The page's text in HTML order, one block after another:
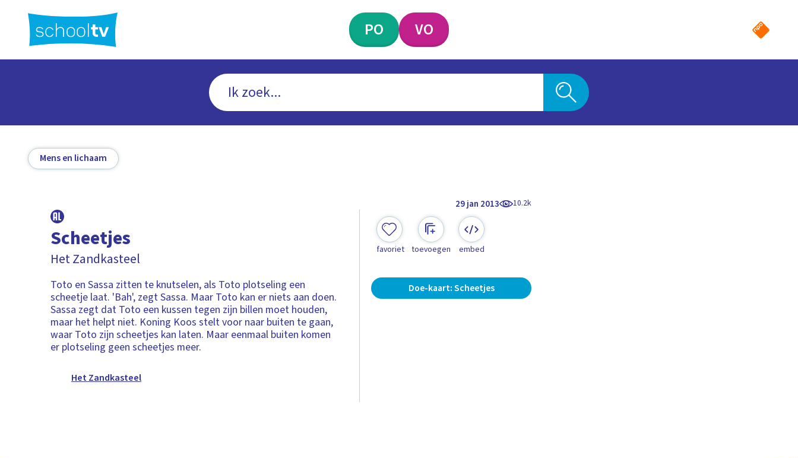
hoofdinhoud
PO VO
Mens en lichaam
29 jan 2013 10.2k
Scheetjes
Het Zandkasteel
Toto en Sassa zitten te knutselen, als Toto plotseling een
scheetje laat. 'Bah', zegt Sassa. Maar Toto kan er niets aan doen.
Sassa zegt dat Toto een kussen tegen zijn billen moet houden,
maar het helpt niet. Koning Koos stelt voor naar buiten te gaan,
waar Toto zijn scheetjes kan laten. Maar eenmaal buiten komen
er plotseling geen scheetjes meer.
Het Zandkasteel
favoriet toevoegen embed
Doe-kaart: Scheetjes